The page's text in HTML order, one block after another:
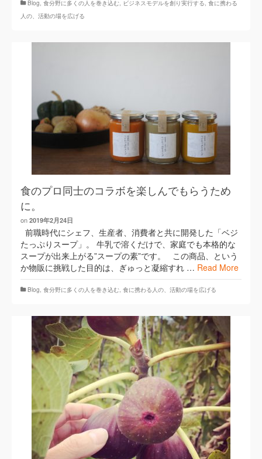
Blog, ​食分野に多くの人を巻き込む, ビジネスモデルを創り実行する, 食に携わる
人の、活動の場を広げる
食のプロ同士のコラボを楽しんでもらうため
に。
on 2019年2月24日
前職時代にシェフ、生産者、消費者と共に開発した「ベジ
たっぷりスープ」。 牛乳で溶くだけで、家庭でも本格的な
スープが出来上がる”スープの素”です。 この商品、という
か物販に挑戦した目的は、ぎゅっと凝縮すれ … Read More
Blog, ​食分野に多くの人を巻き込む, 食に携わる人の、活動の場を広げる